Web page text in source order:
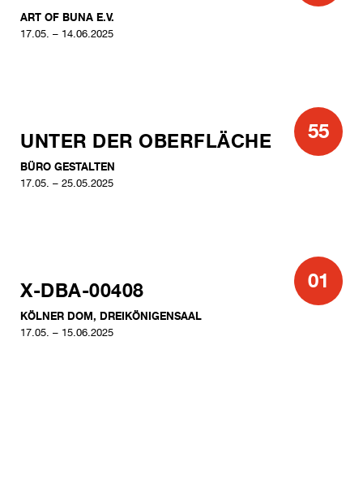
ART OF BUNA E.V.
17.05. – 14.06.2025
55
UNTER DER OBERFLÄCHE
BÜRO GESTALTEN
17.05. – 25.05.2025
01
X-DBA-00408
KÖLNER DOM, DREIKÖNIGENSAAL
17.05. – 15.06.2025